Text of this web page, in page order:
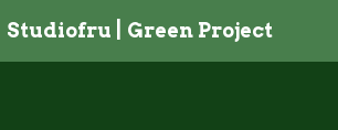
Studiofru | Green Project